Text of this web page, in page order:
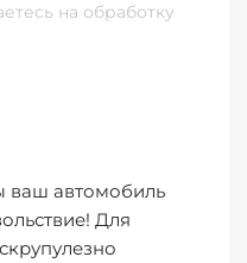
на обработку
ваш автомобиль
Для